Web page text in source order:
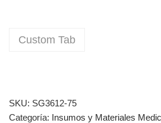
Custom Tab
SKU: SG3612-75
Categoría: Insumos y Materiales